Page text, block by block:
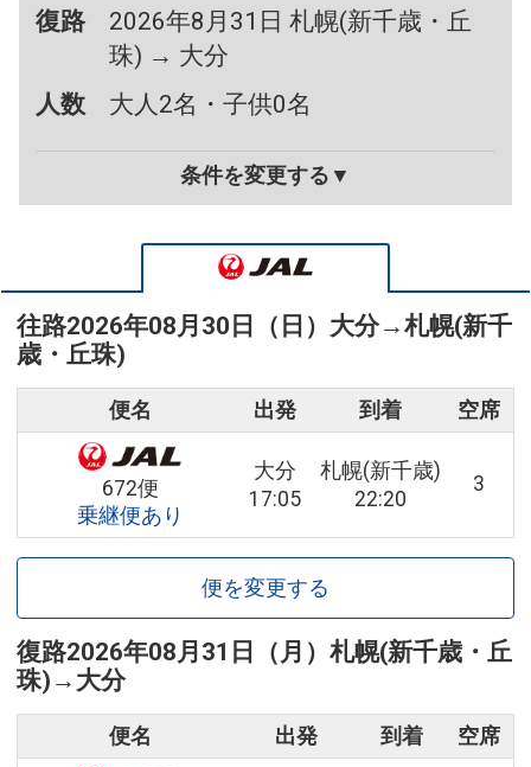
復路
2026年8月31日 札幌(新千歳・丘
珠) → 大分
人数
大人2名・子供0名
条件を変更する▼
往路2026年08月30日（日） 大分→札幌(新千
歳・丘珠)
便名 出発 到着 空席
672便
乗継便あり
大分
17:05
札幌(新千歳)
22:20
3
便を変更する
復路2026年08月31日（月） 札幌(新千歳・丘
珠) → 大分
便名 出発 到着 空席